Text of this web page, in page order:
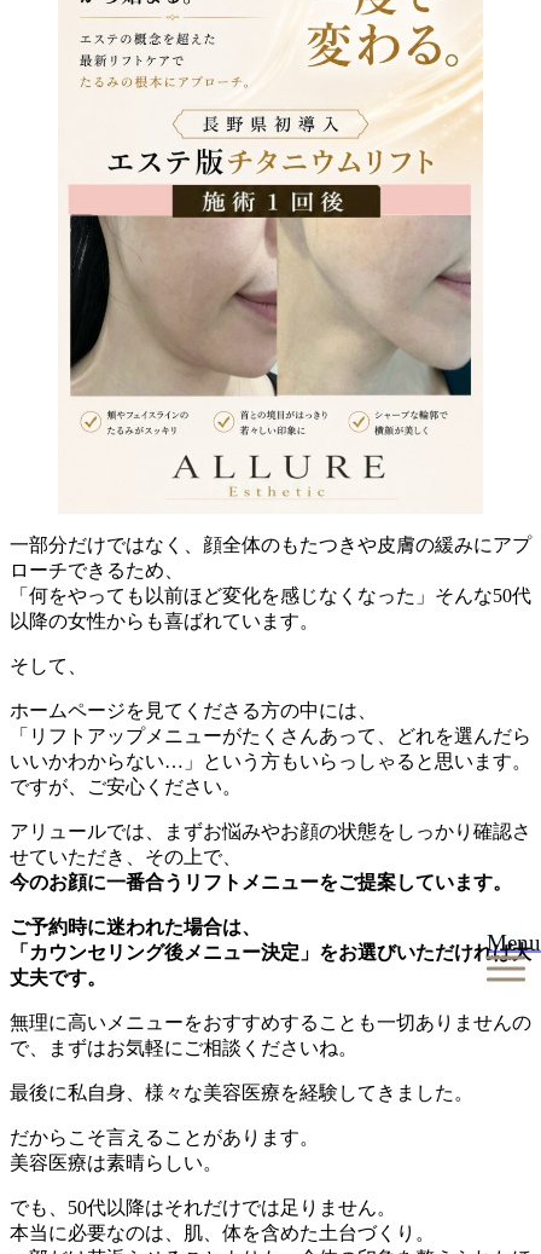
Menu
一部分だけではなく、顔全体のもたつきや皮膚の緩みにアプ
ローチできるため、
「何をやっても以前ほど変化を感じなくなった」そんな50代
以降の女性からも喜ばれています。
そして、
ホームページを見てくださる方の中には、
「リフトアップメニューがたくさんあって、どれを選んだら
いいかわからない…」という方もいらっしゃると思います。
ですが、ご安心ください。
アリュールでは、まずお悩みやお顔の状態をしっかり確認さ
せていただき、その上で、
今のお顔に一番合うリフトメニューをご提案しています。
ご予約時に迷われた場合は、
「カウンセリング後メニュー決定」をお選びいただければ大
丈夫です。
無理に高いメニューをおすすめすることも一切ありませんの
で、まずはお気軽にご相談くださいね。
最後に私自身、様々な美容医療を経験してきました。
だからこそ言えることがあります。
美容医療は素晴らしい。
でも、50代以降はそれだけでは足りません。
本当に必要なのは、肌、体を含めた土台づくり。